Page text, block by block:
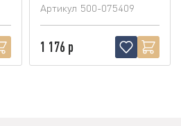
Артикул 500-075409
1 176 р